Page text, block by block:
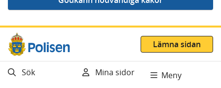
Gå direkt till innehåll
Lämna sidan
Sök Mina sidor Meny